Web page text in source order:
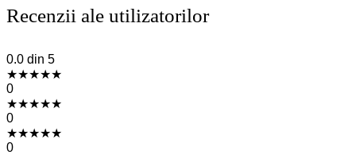
Recenzii ale utilizatorilor
0.0 din 5
★★★★★
0
★★★★★
0
★★★★★
0